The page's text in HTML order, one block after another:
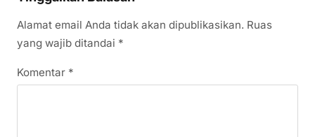
Alamat email Anda tidak akan dipublikasikan. Ruas
yang wajib ditandai *
Komentar *